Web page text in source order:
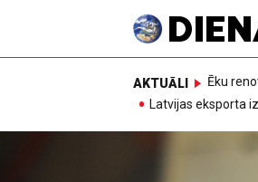
AKTUĀLI Ēku
Latvijas eksporta